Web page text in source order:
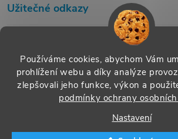
Používáme cookies, abychom Vám
prohlížení webu a díky analýze
zlepšovali jeho funkce, výkon a
podmínky ochrany
Nastavení
Užitečné odkazy